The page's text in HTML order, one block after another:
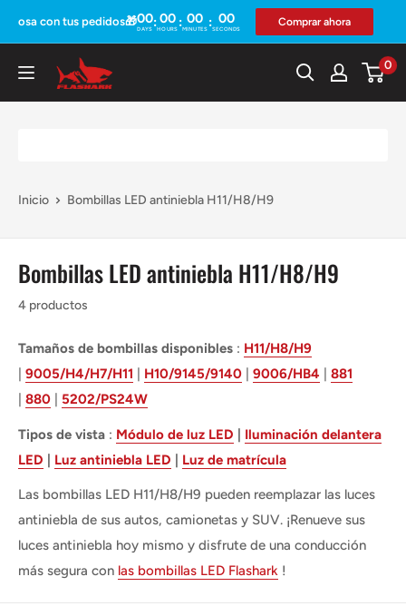
contenido
con tus pedidos🎁00
DAYS:00
HOURS: 00
MINUTES: 00
SECONDS
Comprar ahora
Flashark 0
Inicio Bombillas LED antiniebla H11/H8/H9
Bombillas LED antiniebla H11/H8/H9
4 productos
Tamaños de bombillas disponibles : H11/H8/H9
9005/H4/H7/H11 H10/9145/9140 9006/HB4
881
880 5202/PS24W
Tipos de vista : Módulo de luz LED
Iluminación delantera
LED
Luz antiniebla LED Luz de matrícula
Las bombillas LED H11/H8/H9 pueden reemplazar las luces
antiniebla de sus autos, camionetas y SUV. ¡Renueve sus
luces antiniebla hoy mismo y disfrute de una conducción
más segura con las bombillas LED Flashark !